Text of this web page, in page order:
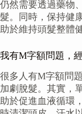
仍然需要透過藥物
髮。同時，保持健
助於維持頭髮整體
我有M字額問題，
很多人有M字額問
加劇脫髮。其實，
助於促進血液循環